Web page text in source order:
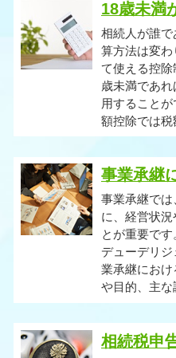
18歳未満
相続人が誰
算方法は変
て使える控
歳未満であ
用すること
額控除では
事業承継
事業承継で
に、経営状
とが重要で
デューデリ
業承継にお
や目的、主
相続税申